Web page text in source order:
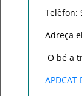
Telèfon:
Adreça
O bé a